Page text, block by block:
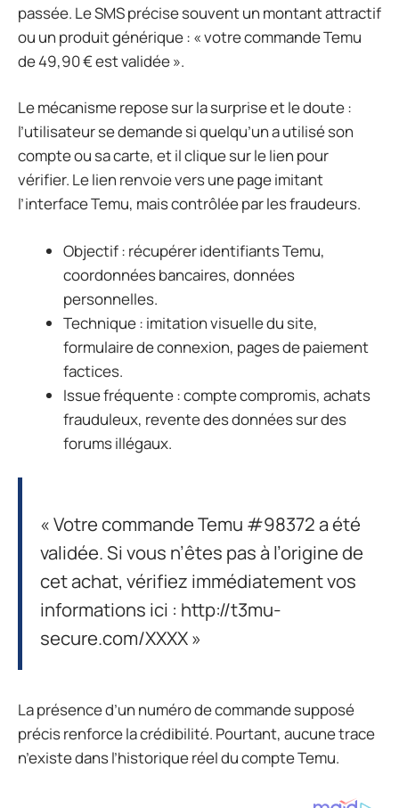
passée. Le SMS précise souvent un montant attractif
ou un produit générique : « votre commande Temu
de 49,90 € est validée ».
Le mécanisme repose sur la surprise et le doute :
l’utilisateur se demande si quelqu’un a utilisé son
compte ou sa carte, et il clique sur le lien pour
vérifier. Le lien renvoie vers une page imitant
l’interface Temu, mais contrôlée par les fraudeurs.
Objectif : récupérer identifiants Temu,
coordonnées bancaires, données
personnelles.
Technique : imitation visuelle du site,
formulaire de connexion, pages de paiement
factices.
Issue fréquente : compte compromis, achats
frauduleux, revente des données sur des
forums illégaux.
« Votre commande Temu #98372 a été
validée. Si vous n’êtes pas à l’origine de
cet achat, vérifiez immédiatement vos
informations ici : http://t3mu-
secure.com/XXXX »
La présence d’un numéro de commande supposé
précis renforce la crédibilité. Pourtant, aucune trace
n’existe dans l’historique réel du compte Temu.